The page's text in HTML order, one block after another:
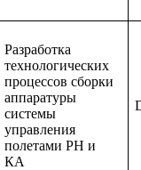
Разработка
технологических
процессов сборки
аппаратуры
системы
управления
полетами РН и
КА